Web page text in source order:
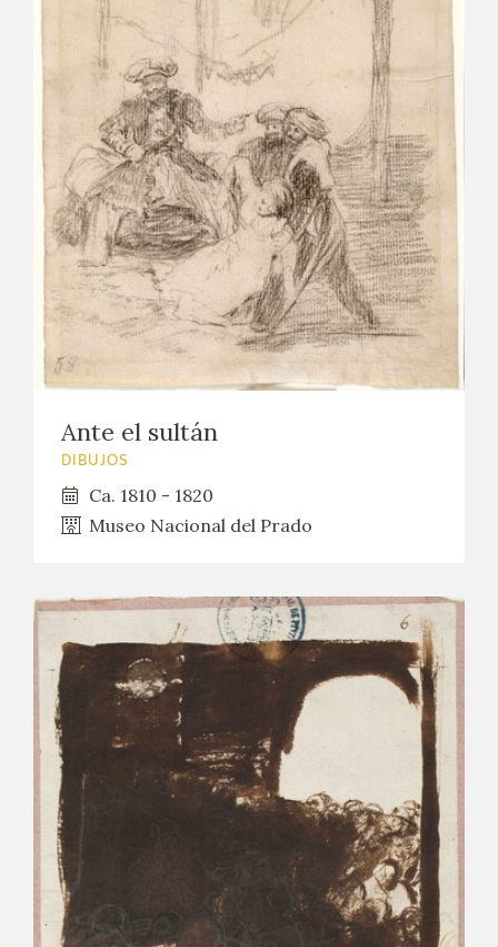
Ante el sultán
DIBUJOS
Ca. 1810 - 1820
Museo Nacional del Prado